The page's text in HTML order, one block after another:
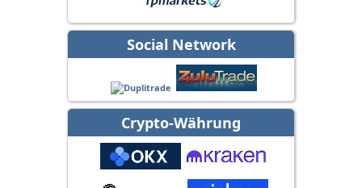
Social Network
Crypto-Währung